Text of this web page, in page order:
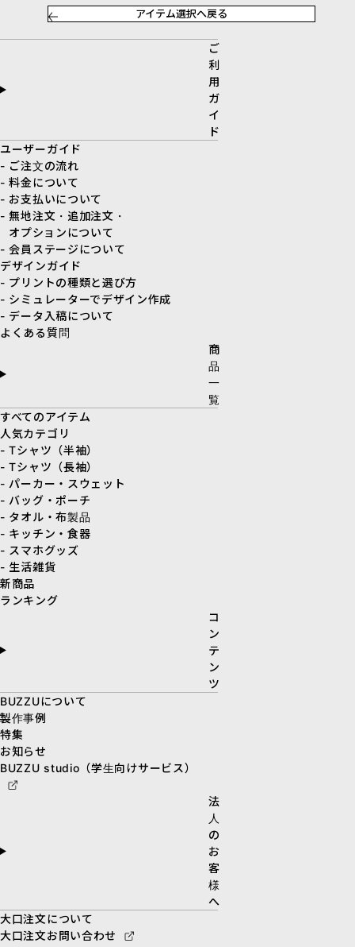
アイテム選択へ戻る
ご
利
用
ガ
イ
ド
ユーザーガイド
- ご注文の流れ
- 料金について
- お支払いについて
- 無地注文・追加注文・
オプションについて
- 会員ステージについて
デザインガイド
- プリントの種類と選び方
- シミュレーターでデザイン作成
- データ入稿について
よくある質問
商
品
一
覧
すべてのアイテム
人気カテゴリ
- Tシャツ（半袖）
- Tシャツ（長袖）
- パーカー・スウェット
- バッグ・ポーチ
- タオル・布製品
- キッチン・食器
- スマホグッズ
- 生活雑貨
新商品
ランキング
コ
ン
テ
ン
ツ
BUZZUについて
製作事例
特集
お知らせ
BUZZU studio（学生向けサービス）
法
人
の
お
客
様
へ
大口注文について
大口注文お問い合わせ